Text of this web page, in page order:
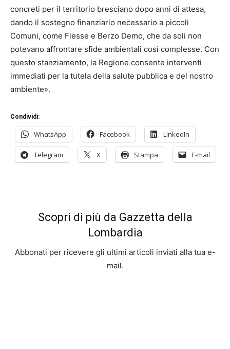
concreti per il territorio bresciano dopo anni di attesa,
dando il sostegno finanziario necessario a piccoli
Comuni, come Fiesse e Berzo Demo, che da soli non
potevano affrontare sfide ambientali così complesse. Con
questo stanziamento, la Regione consente interventi
immediati per la tutela della salute pubblica e del nostro
ambiente».
Condividi:
WhatsApp Facebook LinkedIn
Telegram X Stampa E-mail
Scopri di più da Gazzetta della
Lombardia
Abbonati per ricevere gli ultimi articoli inviati alla tua e-
mail.